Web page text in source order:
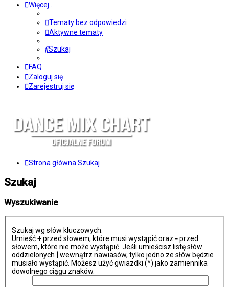
Więcej…
Tematy bez odpowiedzi
Aktywne tematy
Szukaj
FAQ
Zaloguj się
Zarejestruj się
Strona główna Szukaj
Szukaj
Wyszukiwanie
Szukaj wg słów kluczowych:
Umieść+przed słowem, które musi wystąpić oraz -przed
słowem, które nie może wystąpić. Jeśli umieścisz listę słów
oddzielonych
wewnątrz nawiasów, tylko jedno ze słów będzie
musiało wystąpić. Możesz użyć gwiazdki (*) jako zamiennika
dowolnego ciągu znaków.